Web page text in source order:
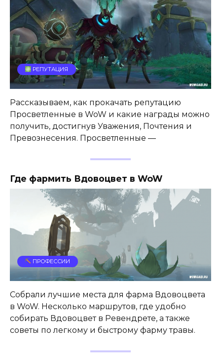
РЕПУТАЦИЯ
Рассказываем, как прокачать репутацию
Просветленные в WoW и какие награды можно
получить, достигнув Уважения, Почтения и
Превознесения. Просветленные —
Где фармить Вдовоцвет в WoW
ПРОФЕССИИ
Собрали лучшие места для фарма Вдовоцвета
в WoW. Несколько маршрутов, где удобно
собирать Вдовоцвет в Ревендрете, а также
советы по легкому и быстрому фарму травы.